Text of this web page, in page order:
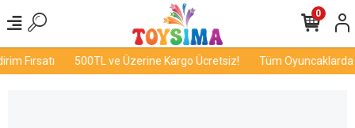
Fırsatı 500TL ve Üzerine Kargo Ücretsiz! Tüm Oyuncaklarda
0